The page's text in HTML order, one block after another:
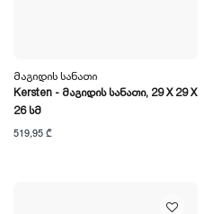
Მაგიდის Სანათი
Kersten - Მაგიდის Სანათი, 29 X 29 X
26 Სმ
519,95 ₾